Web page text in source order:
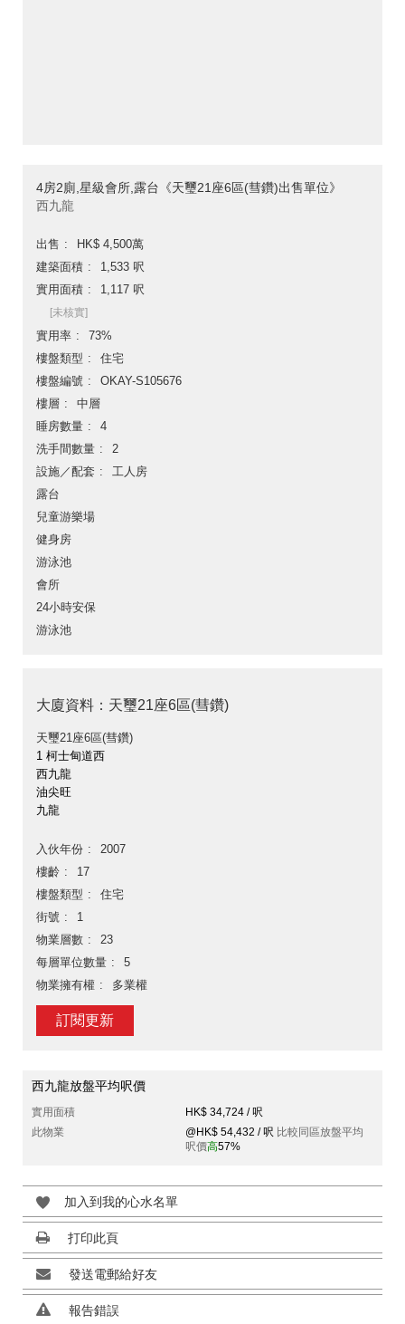
4房2廁,星級會所,露台《天璽21座6區(彗鑽)出售單位》
西九龍
出售
HK$ 4,500萬
建築面積
1,533 呎
實用面積
1,117 呎
[未核實]
實用率
73%
樓盤類型
住宅
樓盤編號
OKAY-S105676
樓層
中層
睡房數量
4
洗手間數量
2
設施／配套
工人房
露台
兒童游樂場
健身房
游泳池
會所
24小時安保
游泳池
大廈資料：天璽21座6區(彗鑽)
天璽21座6區(彗鑽)
1 柯士甸道西
西九龍
油尖旺
九龍
入伙年份
2007
樓齡
17
樓盤類型
住宅
街號
1
物業層數
23
每層單位數量
5
物業擁有權
多業權
訂閱更新
西九龍放盤平均呎價
實用面積
HK$ 34,724 / 呎
此物業
@HK$ 54,432 / 呎 比較同區放盤平均
呎價高57%
加入到我的心水名單
打印此頁
發送電郵給好友
報告錯誤